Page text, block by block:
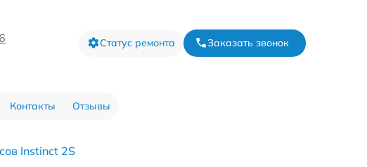
Статус ремонта Заказать звонок
Контакты Отзывы
Instinct 2S